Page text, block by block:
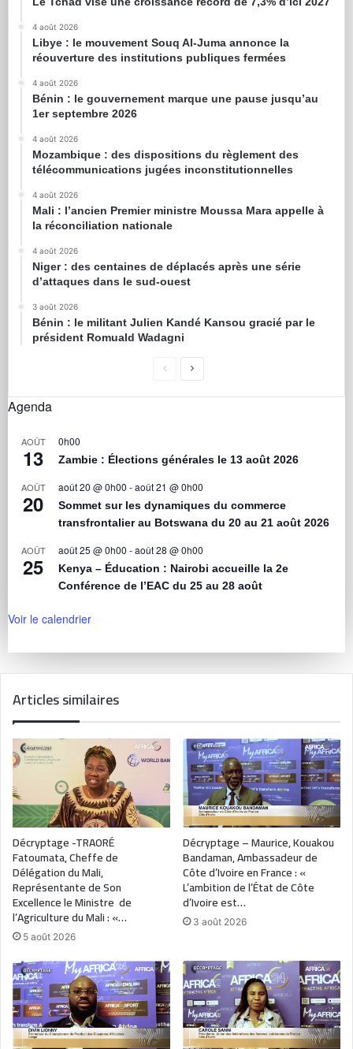
4 août 2026
Libye : le mouvement Souq Al-Juma annonce la
réouverture des institutions publiques fermées
4 août 2026
Bénin : le gouvernement marque une pause jusqu’au
1er septembre 2026
4 août 2026
Mozambique : des dispositions du règlement des
télécommunications jugées inconstitutionnelles
4 août 2026
Mali : l’ancien Premier ministre Moussa Mara appelle à
la réconciliation nationale
4 août 2026
Niger : des centaines de déplacés après une série
d’attaques dans le sud-ouest
3 août 2026
Bénin : le militant Julien Kandé Kansou gracié par le
président Romuald Wadagni
Agenda
AOÛT
13
0h00
Zambie : Élections générales le 13 août 2026
AOÛT
20
août 20 @ 0h00 -août 21 @ 0h00
Sommet sur les dynamiques du commerce
transfrontalier au Botswana du 20 au 21 août 2026
AOÛT
25
août 25 @ 0h00 -août 28 @ 0h00
Kenya – Éducation : Nairobi accueille la 2e
Conférence de l’EAC du 25 au 28 août
Voir le calendrier
Articles similaires
Décryptage -TRAORÉ
Fatoumata, Cheffe de
Délégation du Mali,
Représentante de Son
Excellence le Ministre de
l’Agriculture du Mali : «…
5 août 2026
Décryptage – Maurice, Kouakou
Bandaman, Ambassadeur de
Côte d’Ivoire en France : «
L’ambition de l’État de Côte
d’Ivoire est…
3 août 2026